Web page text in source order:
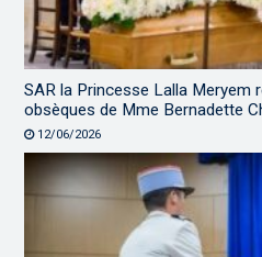
SAR la Princesse Lalla Meryem
obsèques de Mme Bernadette
12/06/2026